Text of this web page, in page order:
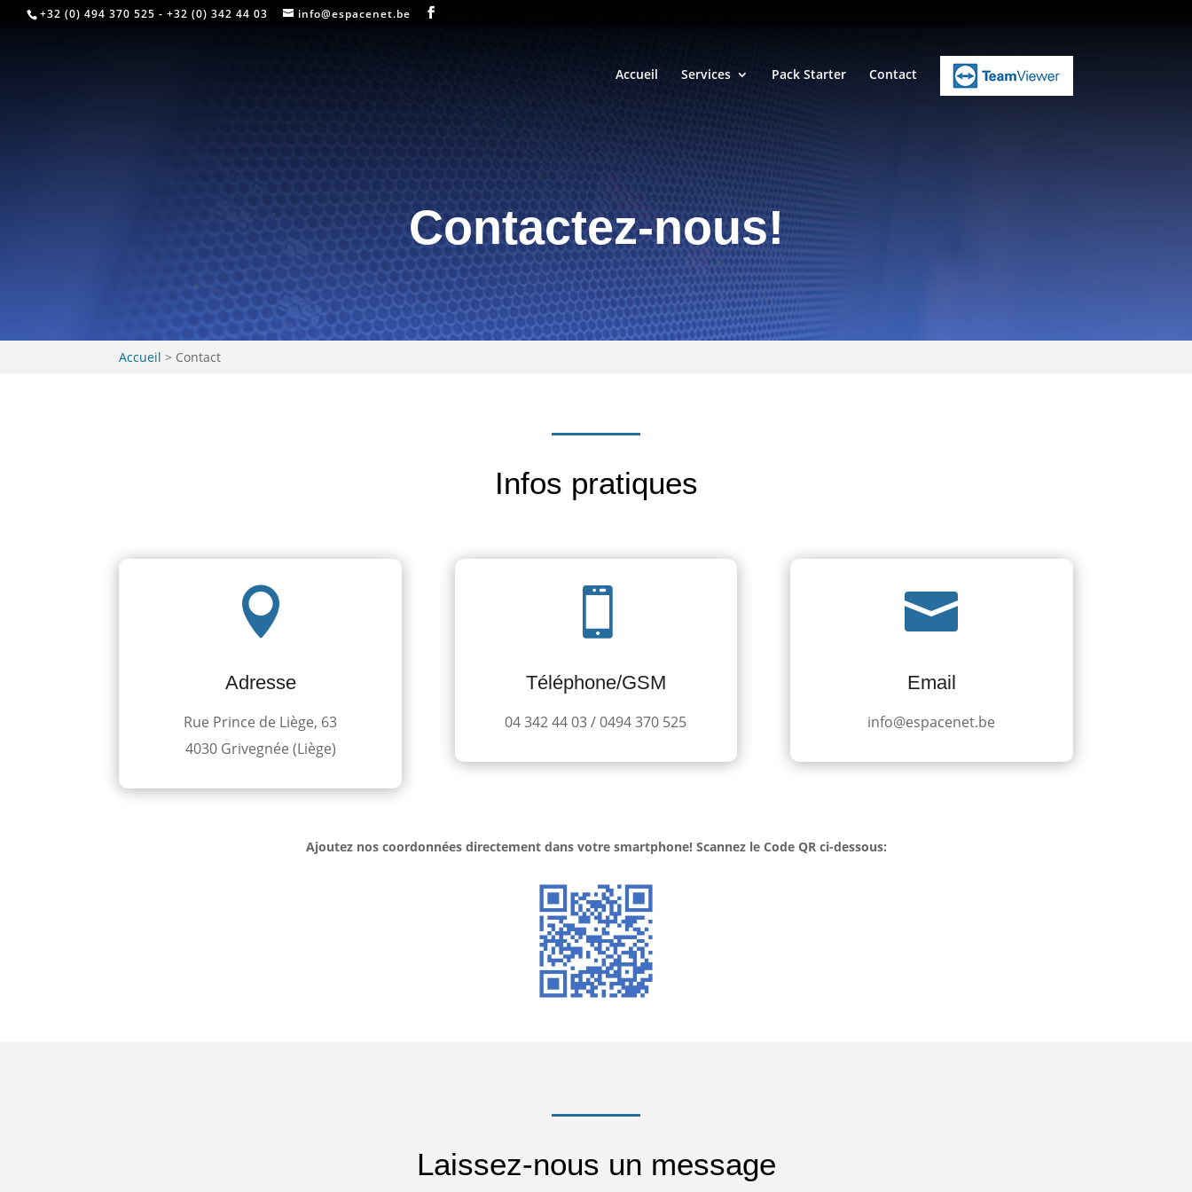
+32 (0) 494 370 525 - +32 (0) 342 44 03 info@espacenet.be
Accueil Services Pack Starter Contact
Contactez-nous!
Accueil > Contact
Infos pratiques

Adresse
Rue Prince de Liège, 63
4030 Grivegnée (Liège)

Téléphone/GSM
04 342 44 03 / 0494 370 525

Email
info@espacenet.be
Ajoutez nos coordonnées directement dans votre smartphone! Scannez le Code QR ci-dessous:
Laissez-nous un message